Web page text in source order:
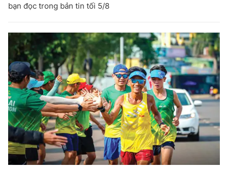
bạn đọc trong bản tin tối 5/8